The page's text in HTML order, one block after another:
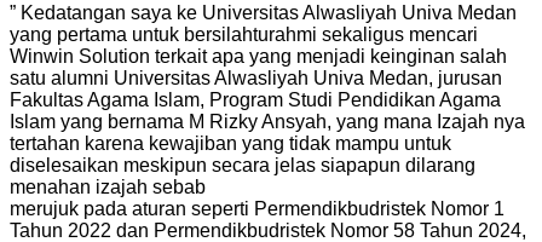
” Kedatangan saya ke Universitas Alwasliyah Univa Medan
yang pertama untuk bersilahturahmi sekaligus mencari
Winwin Solution terkait apa yang menjadi keinginan salah
satu alumni Universitas Alwasliyah Univa Medan, jurusan
Fakultas Agama Islam, Program Studi Pendidikan Agama
Islam yang bernama M Rizky Ansyah, yang mana Izajah nya
tertahan karena kewajiban yang tidak mampu untuk
diselesaikan meskipun secara jelas siapapun dilarang
menahan izajah sebab
merujuk pada aturan seperti Permendikbudristek Nomor 1
Tahun 2022 dan Permendikbudristek Nomor 58 Tahun 2024,